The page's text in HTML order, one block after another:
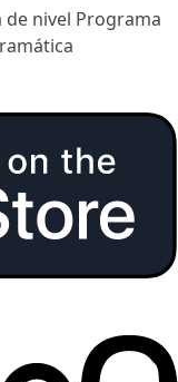
de nivel Programa